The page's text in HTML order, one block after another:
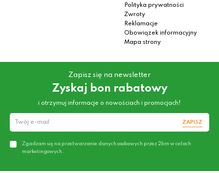
Polityka prywatności
Zwroty
Reklamacje
Obowiązek informacyjny
Mapa strony
Zapisz się na newsletter
Zyskaj bon rabatowy
i otrzymuj informacje o nowościach i promocjach!
ZAPISZ
Zgadzam się na przetwarzanie danych osobowych przez 2bm w celach
marketingowych.